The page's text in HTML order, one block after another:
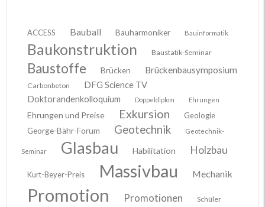
ACCESS Bauball Bauharmoniker Bauinformatik
Baukonstruktion Baustatik-Seminar
Baustoffe Brücken Brückenbausymposium
Carbonbeton
DFG Science TV
Doktorandenkolloquium
Doppeldiplom Ehrungen
Ehrungen und Preise Exkursion
Geologie
George-Bähr-Forum
Geotechnik Geotechnik-
Seminar Glasbau Habilitation Holzbau
Kurt-Beyer-Preis Massivbau Mechanik
Promotion Promotionen Schüler